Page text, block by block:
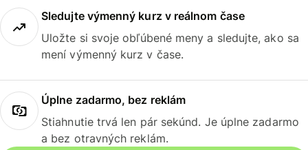
Sledujte výmenný kurz v reálnom čase
Uložte si svoje obľúbené meny a sledujte, ako sa
mení výmenný kurz v čase.
Úplne zadarmo, bez reklám
Stiahnutie trvá len pár sekúnd. Je úplne zadarmo
a bez otravných reklám.